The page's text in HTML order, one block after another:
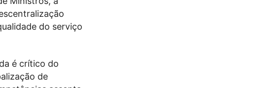
do serviço
é crítico do
de